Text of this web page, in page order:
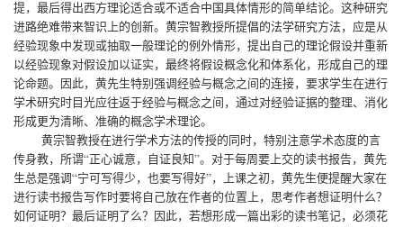
提，最后得出西方理论适合或不适合中国具体情形的简单结论。这种研究
进路绝难带来智识上的创新。黄宗智教授所提倡的法学研究方法，应是从
经验现象中发现或抽取一般理论的例外情形，提出自己的理论假设并重新
以经验现象对假设加以证实，最终将假设概念化和体系化，形成自己的理
论命题。因此，黄先生特别强调经验与概念之间的连接，要求学生在进行
学术研究时目光应往返于经验与概念之间，通过对经验证据的整理、消化
形成更为清晰、准确的概念学术理论。
黄宗智教授在进行学术方法的传授的同时，特别注意学术态度的言
传身教，所谓“正心诚意，自证良知”。对于每周要上交的读书报告，黄先
生总是强调“宁可写得少，也要写得好”，上课之初，黄先生便提醒大家在
进行读书报告写作时要将自己放在作者的位置上，思考作者想证明什么？
如何证明？最后证明了么？因此，若想形成一篇出彩的读书笔记，必须花